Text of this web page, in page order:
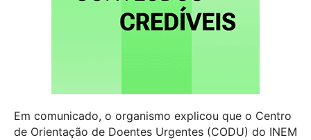
Em comunicado, o organismo explicou que o Centro
de Orientação de Doentes Urgentes (CODU) do INEM